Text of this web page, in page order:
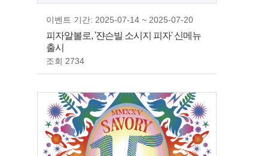
이벤트 기간: 2025-07-14 ~ 2025-07-20
피자알볼로, '쟌슨빌 소시지 피자' 신메뉴
출시
조회 2734